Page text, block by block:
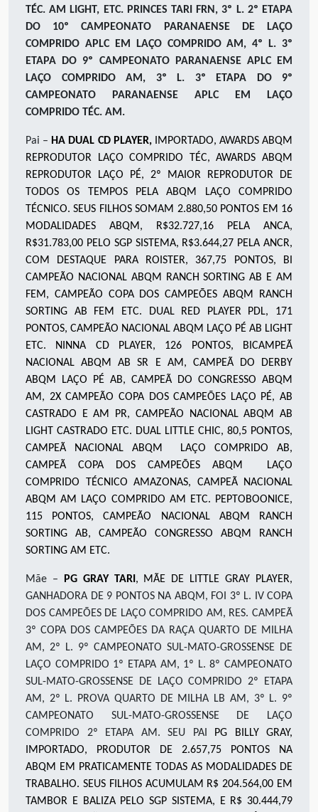
TÉC. AM LIGHT, ETC. PRINCES TARI FRN, 3º L. 2º ETAPA
DO 10º CAMPEONATO PARANAENSE DE LAÇO
COMPRIDO APLC EM LAÇO COMPRIDO AM, 4º L. 3º
ETAPA DO 9º CAMPEONATO PARANAENSE APLC EM
LAÇO COMPRIDO AM, 3º L. 3º ETAPA DO 9º
CAMPEONATO PARANAENSE APLC EM LAÇO
COMPRIDO TÉC. AM.
Pai –HA DUAL CD PLAYER, IMPORTADO, AWARDS ABQM
REPRODUTOR LAÇO COMPRIDO TÉC, AWARDS ABQM
REPRODUTOR LAÇO PÉ, 2º MAIOR REPRODUTOR DE
TODOS OS TEMPOS PELA ABQM LAÇO COMPRIDO
TÉCNICO. SEUS FILHOS SOMAM 2.880,50 PONTOS EM 16
MODALIDADES ABQM, R$32.727,16 PELA ANCA,
R$31.783,00 PELO SGP SISTEMA, R$3.644,27 PELA ANCR,
COM DESTAQUE PARA ROISTER, 367,75 PONTOS, BI
CAMPEÃO NACIONAL ABQM RANCH SORTING AB E AM
FEM, CAMPEÃO COPA DOS CAMPEÕES ABQM RANCH
SORTING AB FEM ETC. DUAL RED PLAYER PDL, 171
PONTOS, CAMPEÃO NACIONAL ABQM LAÇO PÉ AB LIGHT
ETC. NINNA CD PLAYER, 126 PONTOS, BICAMPEÃ
NACIONAL ABQM AB SR E AM, CAMPEÃ DO DERBY
ABQM LAÇO PÉ AB, CAMPEÃ DO CONGRESSO ABQM
AM, 2X CAMPEÃO COPA DOS CAMPEÕES LAÇO PÉ, AB
CASTRADO E AM PR, CAMPEÃO NACIONAL ABQM AB
LIGHT CASTRADO ETC. DUAL LITTLE CHIC, 80,5 PONTOS,
CAMPEÃ NACIONAL ABQM LAÇO COMPRIDO AB,
CAMPEÃ COPA DOS CAMPEÕES ABQM LAÇO
COMPRIDO TÉCNICO AMAZONAS, CAMPEÃ NACIONAL
ABQM AM LAÇO COMPRIDO AM ETC. PEPTOBOONICE,
115 PONTOS, CAMPEÃO NACIONAL ABQM RANCH
SORTING AB, CAMPEÃO CONGRESSO ABQM RANCH
SORTING AM ETC.
Mãe – PG GRAY TARI, MÃE DE LITTLE GRAY PLAYER,
GANHADORA DE 9 PONTOS NA ABQM, FOI 3º L. IV COPA
DOS CAMPEÕES DE LAÇO COMPRIDO AM, RES. CAMPEÃ
3º COPA DOS CAMPEÕES DA RAÇA QUARTO DE MILHA
AM, 2º L. 9º CAMPEONATO SUL-MATO-GROSSENSE DE
LAÇO COMPRIDO 1º ETAPA AM, 1º L. 8º CAMPEONATO
SUL-MATO-GROSSENSE DE LAÇO COMPRIDO 2º ETAPA
AM, 2º L. PROVA QUARTO DE MILHA LB AM, 3º L. 9º
CAMPEONATO SUL-MATO-GROSSENSE DE LAÇO
COMPRIDO 2º ETAPA AM. SEU PAI PG BILLY GRAY,
IMPORTADO, PRODUTOR DE 2.657,75 PONTOS NA
ABQM EM PRATICAMENTE TODAS AS MODALIDADES DE
TRABALHO. SEUS FILHOS ACUMULAM R$ 204.564,00 EM
TAMBOR E BALIZA PELO SGP SISTEMA, E R$ 30.444,79